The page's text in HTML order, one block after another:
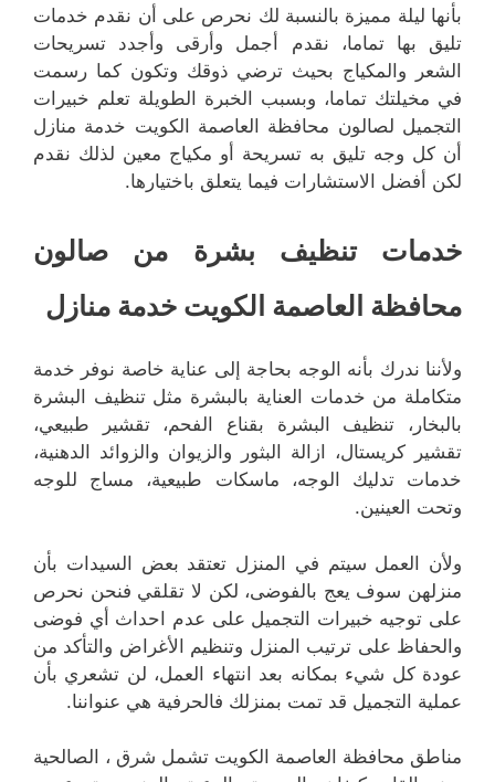
بأنها ليلة مميزة بالنسبة لك نحرص على أن نقدم خدمات
تليق بها تماما، نقدم أجمل وأرقى وأجدد تسريحات
الشعر والمكياج بحيث ترضي ذوقك وتكون كما رسمت
في مخيلتك تماما، وبسبب الخبرة الطويلة تعلم خبيرات
التجميل لصالون محافظة العاصمة الكويت خدمة منازل
أن كل وجه تليق به تسريحة أو مكياج معين لذلك نقدم
لكن أفضل الاستشارات فيما يتعلق باختيارها.
خدمات تنظيف بشرة من صالون
محافظة العاصمة الكويت خدمة منازل
ولأننا ندرك بأنه الوجه بحاجة إلى عناية خاصة نوفر خدمة
متكاملة من خدمات العناية بالبشرة مثل تنظيف البشرة
بالبخار، تنظيف البشرة بقناع الفحم، تقشير طبيعي،
تقشير كريستال، ازالة البثور والزيوان والزوائد الدهنية،
خدمات تدليك الوجه، ماسكات طبيعية، مساج للوجه
وتحت العينين.
ولأن العمل سيتم في المنزل تعتقد بعض السيدات بأن
منزلهن سوف يعج بالفوضى، لكن لا تقلقي فنحن نحرص
على توجيه خبيرات التجميل على عدم احداث أي فوضى
والحفاظ على ترتيب المنزل وتنظيم الأغراض والتأكد من
عودة كل شيء بمكانه بعد انتهاء العمل، لن تشعري بأن
عملية التجميل قد تمت بمنزلك فالحرفية هي عنواننا.
مناطق محافظة العاصمة الكويت تشمل شرق ، الصالحية